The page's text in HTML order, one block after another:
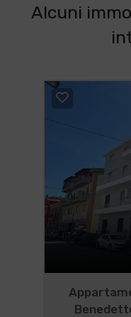
Alcuni